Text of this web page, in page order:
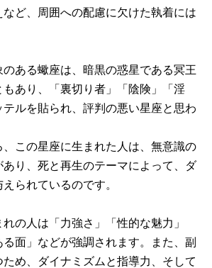
ど、周囲への配慮に欠けた執着には
ある蠍座は、暗黒の惑星である冥王
あり、「裏切り者」「陰険」「淫
ルを貼られ、評判の悪い星座と思わ
、この星座に生まれた人は、無意識の
り、死と再生のテーマによって、ダ
られているのです。
の人は「力強さ」「性的な魅力」
る面」などが強調されます。また、副
め、ダイナミズムと指導力、そして